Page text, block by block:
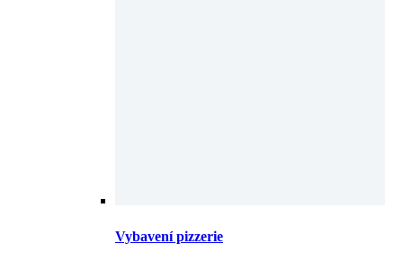
Vybavení pizzerie